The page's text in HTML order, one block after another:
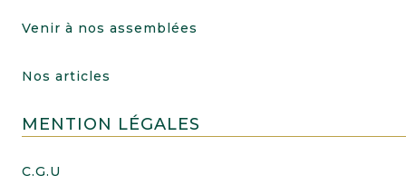
Venir à nos assemblées
Nos articles
MENTION LÉGALES
C.G.U